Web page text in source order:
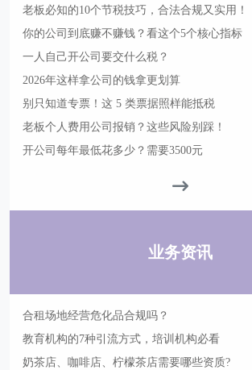
老板必知的10个节税技巧，合法合规又实用！
你的公司到底赚不赚钱？看这个5个核心指标
一人自己开公司要交什么税？
2026年这样拿公司的钱拿更划算
别只知道专票！这 5 类票据照样能抵税
老板个人费用公司报销？这些风险别踩！
开公司每年最低花多少？需要3500元
业务资讯
合租场地经营危化品合规吗？
教育机构的7种引流方式，培训机构必看
奶茶店、咖啡店、柠檬茶店需要哪些资质?